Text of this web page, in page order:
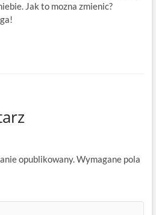
Jak to mozna zmienic?
opublikowany.Wymagane pola